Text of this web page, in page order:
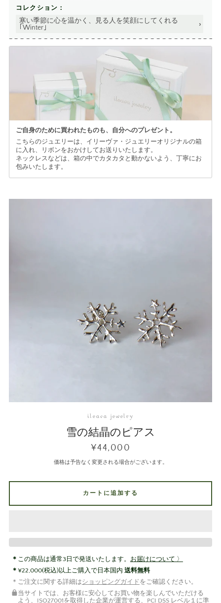
ileava jewelry
雪の結晶のピアス
¥44,000
価格は予告なく変更される場合がございます。
カートに追加する
この商品は通常3日で発送いたします。 お届けについて 〉
¥22,000(税込)以上ご購入で日本国内 送料無料
ご注文に関する詳細はショッピングガイド をご確認ください。
当サイトでは、お客様に安心してお買い物を楽しんでいただける
よう、ISO27001を取得した企業が運営する、PCI DSS レベル１に準
コレクション
寒い季節に心を温かく、見る人を笑顔にしてくれる
｢Winter｣
ご自身のために買われたものも、
自分へのプレゼント。
こちらのジュエリーは、イリーヴァ・ジュエリーオリジナルの箱
に入れ、リボンをおかけしてお送りいたします。
ネックレスなどは、箱の中でカタカタと動かないよう、丁寧にお
包みいたします。